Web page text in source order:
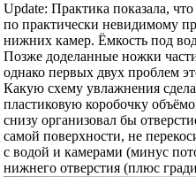
Update: Практика показала,
по практически невидимому
нижних камер. Ёмкость под
Позже доделанные ножки
однако первых двух проблем
Какую схему увлажнения
пластиковую коробочку
снизу организовал бы
самой поверхности, не
с водой и камерами (минус
нижнего отверстия (плюс